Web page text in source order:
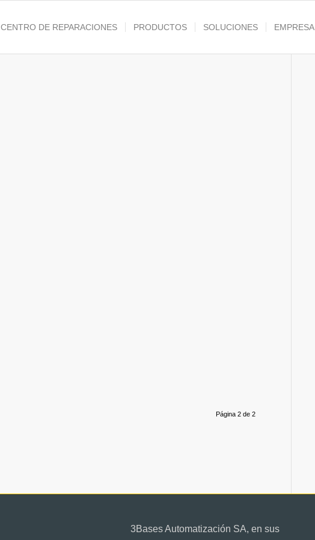
CENTRO DE REPARACIONES PRODUCTOS SOLUCIONES EMPRESA
Página 2 de 2
3Bases Automatización SA, en sus